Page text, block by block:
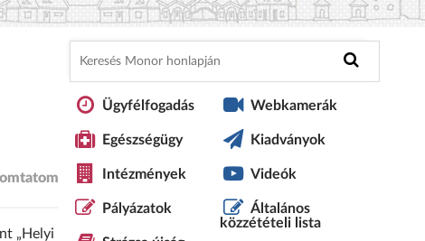
„Helyi
Ügyfélfogadás
Egészségügy
Intézmények
Pályázatok
Webkamerák
Kiadványok
Videók
Általános
közzétételi lista